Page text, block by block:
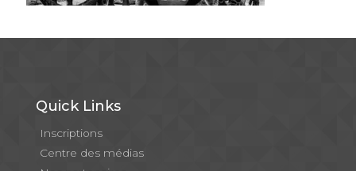
Quick Links
Inscriptions
Centre des médias